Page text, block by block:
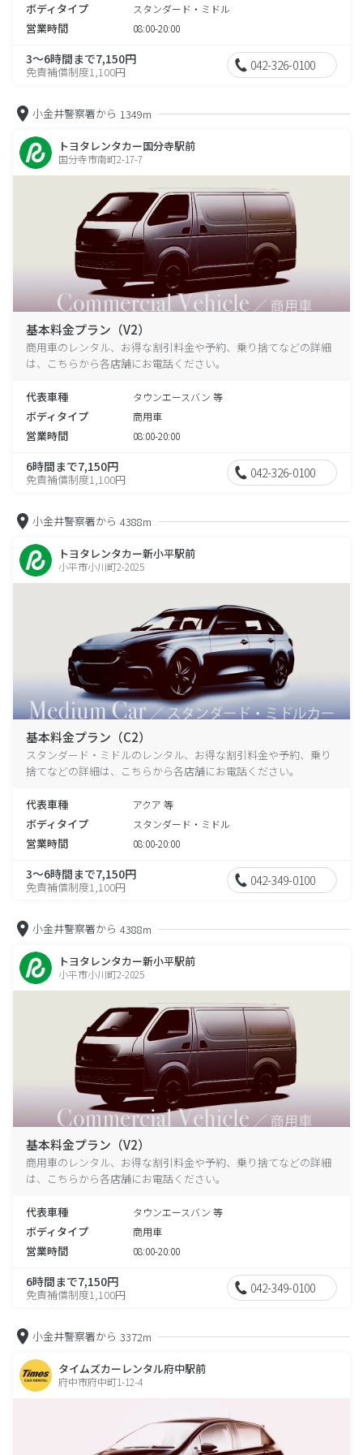
ボディタイプ スタンダード・ミドル
営業時間 08:00-20:00
3～6時間まで7,150円
免責補償制度1,100円 042-326-0100
小金井警察署から 1349m
トヨタレンタカー国分寺駅前
国分寺市南町2-17-7
基本料金プラン（V2）
商用車のレンタル、お得な割引料金や予約、乗り捨てなどの詳細
は、こちらから各店舗にお電話ください。
代表車種 タウンエースバン 等
ボディタイプ 商用車
営業時間 08:00-20:00
6時間まで7,150円
免責補償制度1,100円 042-326-0100
小金井警察署から 4388m
トヨタレンタカー新小平駅前
小平市小川町2-2025
基本料金プラン（C2）
スタンダード・ミドルのレンタル、お得な割引料金や予約、乗り
捨てなどの詳細は、こちらから各店舗にお電話ください。
代表車種 アクア 等
ボディタイプ スタンダード・ミドル
営業時間 08:00-20:00
3～6時間まで7,150円
免責補償制度1,100円 042-349-0100
小金井警察署から 4388m
トヨタレンタカー新小平駅前
小平市小川町2-2025
基本料金プラン（V2）
商用車のレンタル、お得な割引料金や予約、乗り捨てなどの詳細
は、こちらから各店舗にお電話ください。
代表車種 タウンエースバン 等
ボディタイプ 商用車
営業時間 08:00-20:00
6時間まで7,150円
免責補償制度1,100円 042-349-0100
小金井警察署から 3372m
タイムズカーレンタル府中駅前
府中市府中町1-12-4